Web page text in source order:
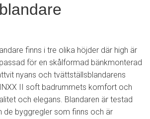
finns i tre olika höjder där high är
för en skålformad bänkmonterad
nyans och tvättställsblandarens
II soft badrummets komfort och
och elegans. Blandaren är testad
de byggregler som finns och är